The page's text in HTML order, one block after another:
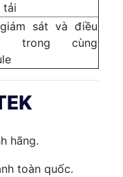
tải
sát và điều
trong cùng
hãng.
toàn quốc.